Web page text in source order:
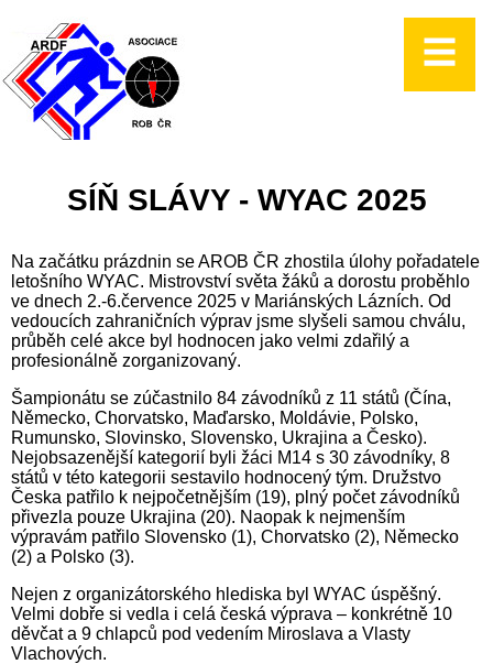
SÍŇ SLÁVY - WYAC 2025
Na začátku prázdnin se AROB ČR zhostila úlohy pořadatele
letošního WYAC. Mistrovství světa žáků a dorostu proběhlo
ve dnech 2.-6.července 2025 v Mariánských Lázních. Od
vedoucích zahraničních výprav jsme slyšeli samou chválu,
průběh celé akce byl hodnocen jako velmi zdařilý a
profesionálně zorganizovaný.
Šampionátu se zúčastnilo 84 závodníků z 11 států (Čína,
Německo, Chorvatsko, Maďarsko, Moldávie, Polsko,
Rumunsko, Slovinsko, Slovensko, Ukrajina a Česko).
Nejobsazenější kategorií byli žáci M14 s 30 závodníky, 8
států v této kategorii sestavilo hodnocený tým. Družstvo
Česka patřilo k nejpočetnějším (19), plný počet závodníků
přivezla pouze Ukrajina (20). Naopak k nejmenším
výpravám patřilo Slovensko (1), Chorvatsko (2), Německo
(2) a Polsko (3).
Nejen z organizátorského hlediska byl WYAC úspěšný.
Velmi dobře si vedla i celá česká výprava – konkrétně 10
děvčat a 9 chlapců pod vedením Miroslava a Vlasty
Vlachových.